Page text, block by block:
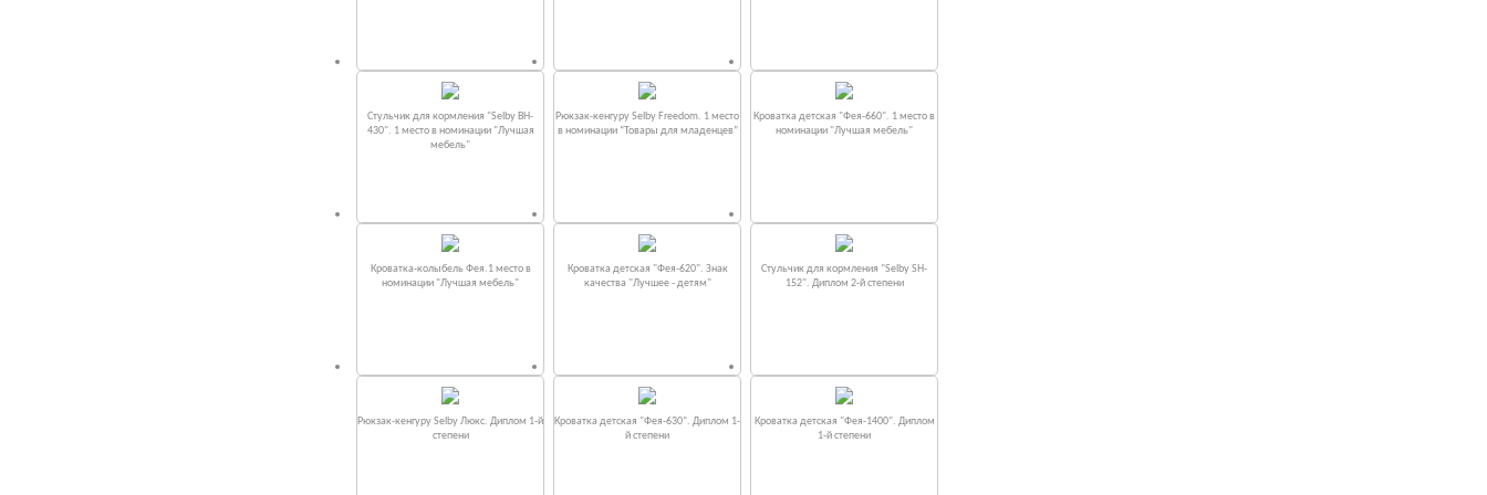
Стульчик для кормления "Selby BH-
430". 1 место в номинации "Лучшая
мебель"
Рюкзак-кенгуру Selby Freedom. 1 место
в номинации “Товары для младенцев”
Кроватка детская "Фея-660". 1 место в
номинации "Лучшая мебель"
Кроватка-колыбель Фея.1 место в
номинации "Лучшая мебель"
Кроватка детская "Фея-620". Знак
качества "Лучшее - детям"
Стульчик для кормления "Selby SH-
152". Диплом 2-й степени
Рюкзак-кенгуру Selby Люкс. Диплом 1-й
степени
Кроватка детская "Фея-630". Диплом 1-
й степени
Кроватка детская "Фея-1400". Диплом
1-й степени